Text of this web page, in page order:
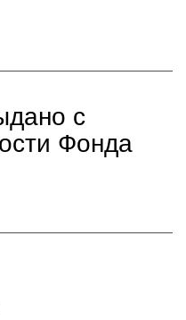
с
Фонда